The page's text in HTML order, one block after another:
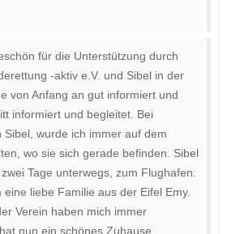
für die Unterstützung durch
-aktiv e.V. und Sibel in der
von Anfang an gut informiert und
informiert und begleitet. Bei
Sibel, wurde ich immer auf dem
wo sie sich gerade befinden. Sibel
Tage unterwegs, zum Flughafen.
liebe Familie aus der Eifel Emy.
Verein haben mich immer
nun ein schönes Zuhause.